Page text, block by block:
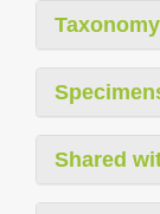
Taxonomy
Shared